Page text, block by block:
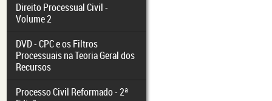
Direito Processual Civil -
Volume 2
DVD - CPC e os Filtros
Processuais na Teoria Geral dos
Recursos
Processo Civil Reformado - 2ª